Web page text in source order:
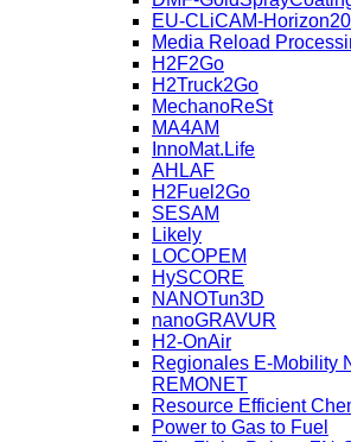
EU-CLiCAM-
Media Reload
H2F2Go
H2Truck2Go
MechanoReSt
MA4AM
InnoMat.Life
AHLAF
H2Fuel2Go
SESAM
Likely
LOCOPEM
HySCORE
NANOTun3D
nanoGRAVUR
H2-OnAir
Regionales E-Mobility
REMONET
Resource Efficient
Power to Gas to Fuel